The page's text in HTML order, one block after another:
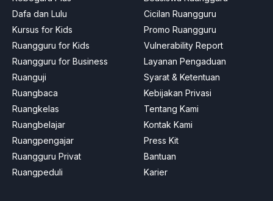
Dafa dan Lulu
Kursus for Kids
Ruangguru for Kids
Ruangguru for Business
Ruanguji
Ruangbaca
Ruangkelas
Ruangbelajar
Ruangpengajar
Ruangguru Privat
Ruangpeduli
Cicilan Ruangguru
Promo Ruangguru
Vulnerability Report
Layanan Pengaduan
Syarat & Ketentuan
Kebijakan Privasi
Tentang Kami
Kontak Kami
Press Kit
Bantuan
Karier